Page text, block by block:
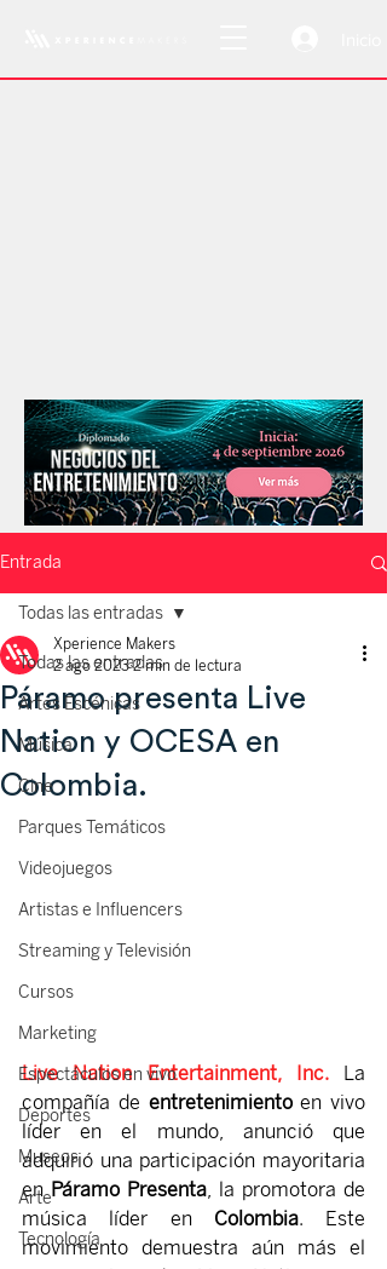
Entrada
Todas las entradas
Artes Escénicas
Música
Cine
Parques Temáticos
Videojuegos
Artistas e Influencers
Streaming y Televisión
Cursos
Marketing
Espectáculos en vivo
Deportes
Museos
Arte
Tecnología
Todas las entradas
Páramo presenta Live
Nation y OCESA en
Colombia.
Xperience Makers
2 ago 2023 2 min de lectura
Live Nation Entertainment, Inc. La
compañía de entretenimiento en vivo
líder en el mundo, anunció que
adquirió una participación mayoritaria
en Páramo Presenta , la promotora de
música líder en Colombia. Este
movimiento demuestra aún más el